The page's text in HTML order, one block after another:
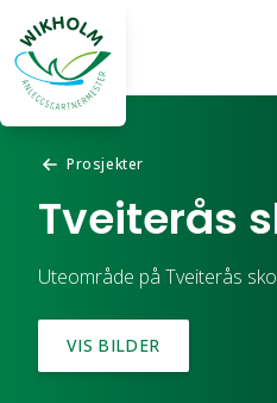
Prosjekter
Tveiterås
Uteområde på Tveiterås
VIS BILDER